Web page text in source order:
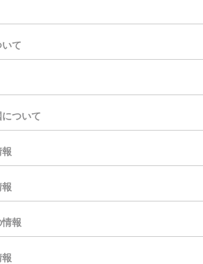
て
ついて
報